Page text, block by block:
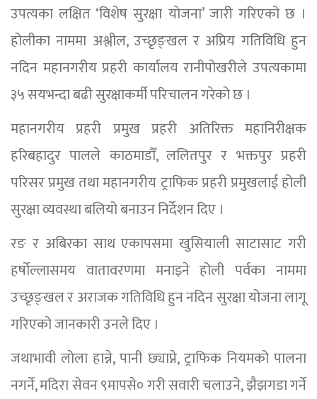
उपत्यका लक्षित ‘विशेष सुरक्षा योजना’ जारी गरिएको छ ।
होलीका नाममा अश्लील, उच्छृङ्खल र अप्रिय गतिविधि हुन
नदिन महानगरीय प्रहरी कार्यालय रानीपोखरीले उपत्यकामा
३५ सयभन्दा बढी सुरक्षाकर्मी परिचालन गरेको छ ।
महानगरीय प्रहरी प्रमुख प्रहरी अतिरिक्त महानिरीक्षक
हरिबहादुर पालले काठमाडौँ, ललितपुर र भक्तपुर प्रहरी
परिसर प्रमुख तथा महानगरीय ट्राफिक प्रहरी प्रमुखलाई होली
सुरक्षा व्यवस्था बलियो बनाउन निर्देशन दिए ।
रङ र अबिरका साथ एकापसमा खुसियाली साटासाट गरी
हर्षोल्लासमय वातावरणमा मनाइने होली पर्वका नाममा
उच्छृङ्खल र अराजक गतिविधि हुन नदिन सुरक्षा योजना लागू
गरिएको जानकारी उनले दिए ।
जथाभावी लोला हान्ने, पानी छ्याप्ने, ट्राफिक नियमको पालना
नगर्ने, मदिरा सेवन ९मापसे० गरी सवारी चलाउने, झैझगडा गर्ने